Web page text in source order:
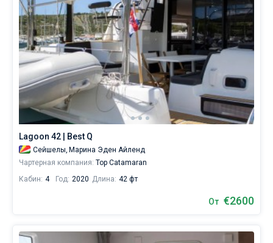
Lagoon 42 | Best Q
Сейшелы, Марина Эден Айленд
Чартерная компания: Top Catamaran
Кабин: 4 Год: 2020 Длина: 42 фт
От €2600